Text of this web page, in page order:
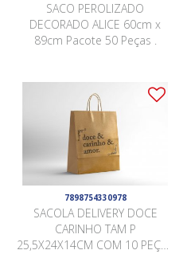
SACO PEROLIZADO
DECORADO ALICE 60cm x
89cm Pacote 50 Peças .
7898754330978
SACOLA DELIVERY DOCE
CARINHO TAM P
25,5X24X14CM COM 10 PEÇAS